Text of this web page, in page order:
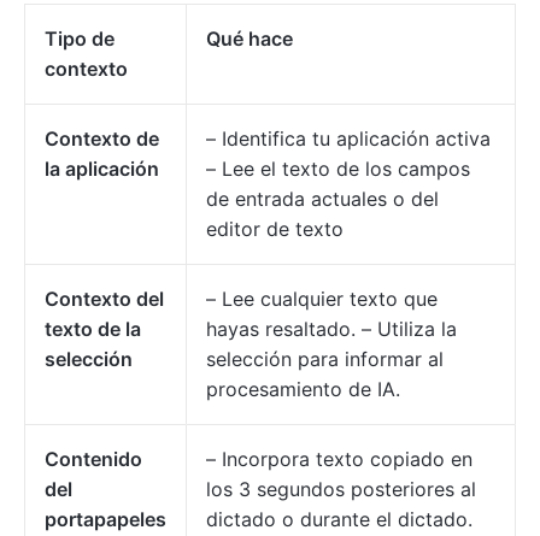
Tipo de
contexto
Qué hace
Contexto de
la aplicación
– Identifica tu aplicación activa
– Lee el texto de los campos
de entrada actuales o del
editor de texto
Contexto del
texto de la
selección
– Lee cualquier texto que
hayas resaltado. – Utiliza la
selección para informar al
procesamiento de IA.
Contenido
del
portapapeles
– Incorpora texto copiado en
los 3 segundos posteriores al
dictado o durante el dictado.